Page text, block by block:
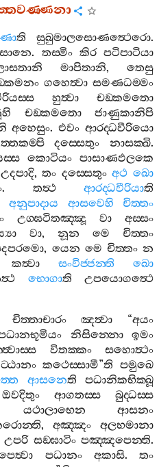
ති සුඛුමාලසොණත්‍ථෙරො.
. තස‍්මිං කිර පටිපාටියා
මාපිතානි, තෙසු
ගහෙත්‍වා සමණධම‍්මං
හුත්‍වා
චඞ‍්කමතො
චඞ‍්කමතො
ජාණුකානිපි
අහෙසුං.එවං ආරද‍්ධවීරියො
දස‍්සෙතුං නාසක‍්ඛි.
කොටියං පාසාණඵලකෙ
උදපාදි,තං දස‍්සෙතුං අථ ඛො
. තත්‍ථ ආරද‍්ධවීරියාති
අනුපාදාය ආසවෙහි
චිත‍්තං
උග‍්ඝටිතඤ‍්ඤූ වා
අස‍්සං
වා, නූන මෙ
චිත‍්තං
, යෙන මෙ චිත‍්තං න
කත්‍වා සංවිජ‍්ජන‍්ති
ඛො
භොගාති
උපයොගත්‍ථෙ
චිත‍්තාචාරං ඤත්‍වා “අයං
නිසින‍්නො
ඉමං
විතක‍්කං
සහොත්‍ථං
කථෙස‍්සාමී”ති පමුඛෙ
ආසනෙති
පධානිකභික‍්ඛූ
ඔවදිතුං ආගතස‍්ස
බුද‍්ධස‍්ස
යථාලාභෙන
ආසනං
, අඤ‍්ඤං
අලභමානා
උපරි සඞ‍්ඝාටිං පඤ‍්ඤපෙන‍්ති.
පධානං අකාසි.තං